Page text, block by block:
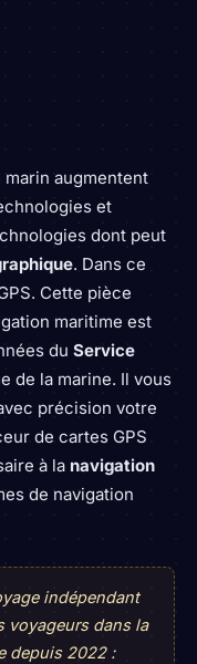
marin augmentent
et
dont peut
. Dans ce
Cette pièce
maritime est
du Service
de la marine. Il vous
précision votre
de cartes GPS
à la navigation
de navigation
indépendant
voyageurs dans la
depuis 2022 :